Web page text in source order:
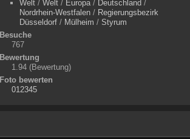
Welt/ Welt/ Europa/ Deutschland /
Nordrhein-Westfalen/ Regierungsbezirk
Düsseldorf/ Mülheim / Styrum
Besuche
767
Bewertung
1.94 (Bewertung)
Foto bewerten